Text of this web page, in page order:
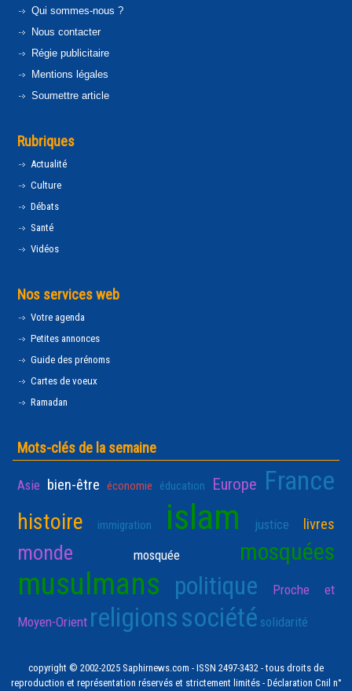
Qui sommes-nous ?
Nous contacter
Régie publicitaire
Mentions légales
Soumettre article
Rubriques
Actualité
Culture
Débats
Santé
Vidéos
Nos services web
Votre agenda
Petites annonces
Guide des prénoms
Cartes de voeux
Ramadan
Mots-clés de la semaine
Asie bien-être économie éducation Europe France
histoire immigration islam justice livres
monde mosquée mosquées
musulmans politique Proche et
Moyen-Orient religionssociété solidarité
copyright © 2002-2025 Saphirnews.com - ISSN 2497-3432 - tous droits de
reproduction et représentation réservés et strictement limités - Déclaration Cnil n°